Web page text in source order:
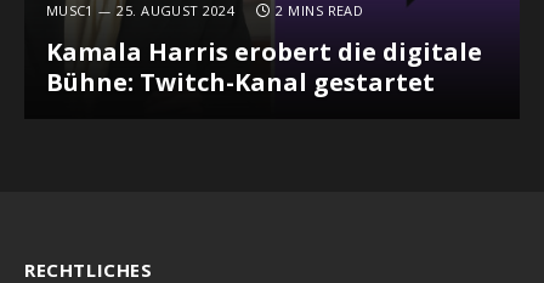
MUSC1 25. AUGUST 2024 2 MINS READ
Kamala Harris erobert die digitale
Bühne: Twitch-Kanal gestartet
RECHTLICHES